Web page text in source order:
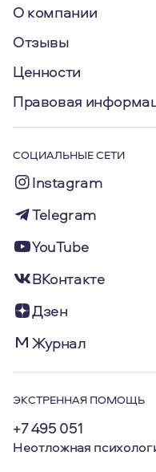
О компании
Отзывы
Ценности
Правовая
СОЦИАЛЬНЫЕ СЕТИ
Instagram
Telegram
YouTube
ВКонтакте
Дзен
Журнал
ЭКСТРЕННАЯ ПОМОЩЬ
+7 495 051
Неотложная